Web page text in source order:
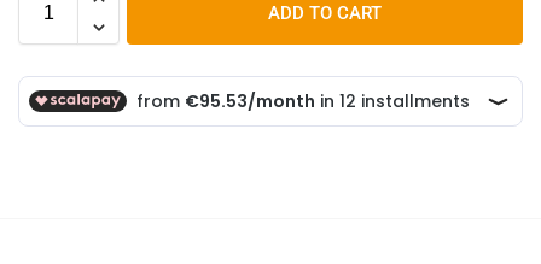
ADD TO CART